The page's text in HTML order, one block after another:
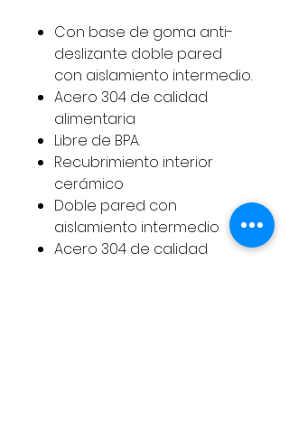
Con base de goma anti-
deslizante doble pared
con aislamiento intermedio.
Acero 304 de calidad
alimentaria
Libre de BPA.
Recubrimiento interior
cerámico
Doble pared con
aislamiento intermedio
Acero 304 de calidad